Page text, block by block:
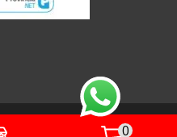
reservados
0